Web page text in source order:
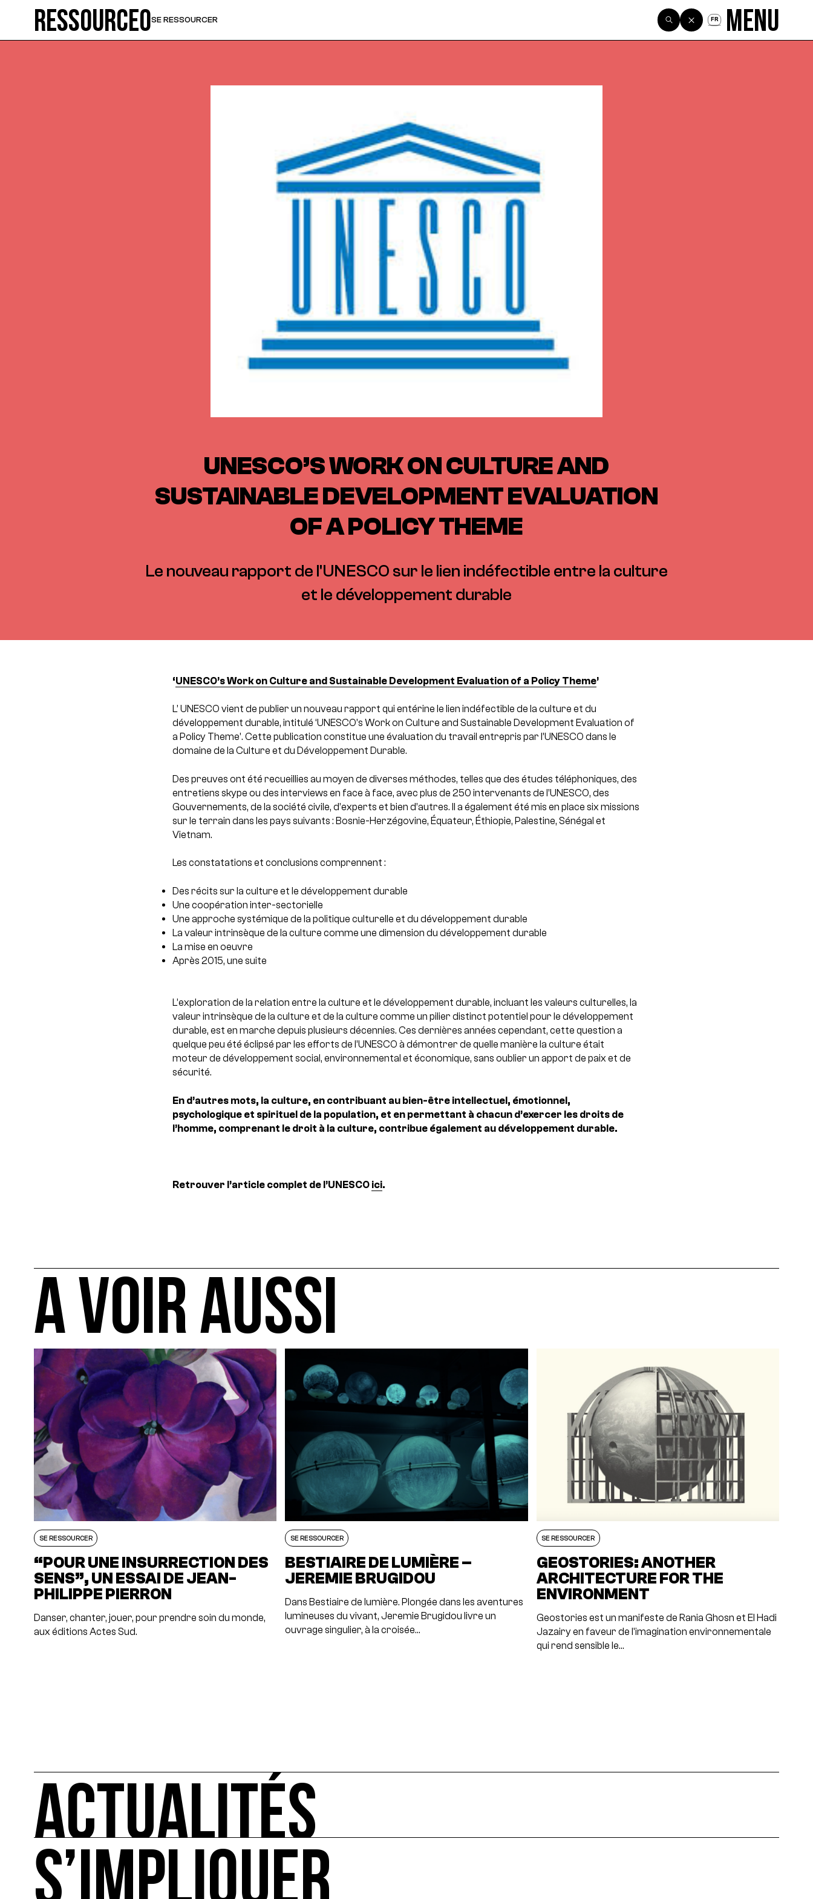
Ressource0SE RESSOURCER FR Menu
UNESCO’S WORK ON CULTURE AND
SUSTAINABLE DEVELOPMENT EVALUATION
OF A POLICY THEME
Le nouveau rapport de l'UNESCO sur le lien indéfectible entre la culture
et le développement durable
‘UNESCO’s Work on Culture and Sustainable Development Evaluation of a Policy Theme’
L’ UNESCO vient de publier un nouveau rapport qui entérine le lien indéfectible de la culture et du
développement durable, intitulé ‘UNESCO’s Work on Culture and Sustainable Development Evaluation of
a Policy Theme’. Cette publication constitue une évaluation du travail entrepris par l’UNESCO dans le
domaine de la Culture et du Développement Durable.
Des preuves ont été recueillies au moyen de diverses méthodes, telles que des études téléphoniques, des
entretiens skype ou des interviews en face à face, avec plus de 250 intervenants de l’UNESCO, des
Gouvernements, de la société civile, d’experts et bien d’autres. Il a également été mis en place six missions
sur le terrain dans les pays suivants : Bosnie-Herzégovine, Équateur, Éthiopie, Palestine, Sénégal et
Vietnam.
Les constatations et conclusions comprennent :
Des récits sur la culture et le développement durable
Une coopération inter-sectorielle
Une approche systémique de la politique culturelle et du développement durable
La valeur intrinsèque de la culture comme une dimension du développement durable
La mise en oeuvre
Après 2015, une suite
L’exploration de la relation entre la culture et le développement durable, incluant les valeurs culturelles, la
valeur intrinsèque de la culture et de la culture comme un pilier distinct potentiel pour le développement
durable, est en marche depuis plusieurs décennies. Ces dernières années cependant, cette question a
quelque peu été éclipsé par les efforts de l’UNESCO à démontrer de quelle manière la culture était
moteur de développement social, environnemental et économique, sans oublier un apport de paix et de
sécurité.
En d’autres mots, la culture, en contribuant au bien-être intellectuel, émotionnel,
psychologique et spirituel de la population, et en permettant à chacun d’exercer les droits de
l’homme, comprenant le droit à la culture, contribue également au développement durable.
Retrouver l’article complet de l’UNESCO ici.
A VOIR AUSSI
SE RESSOURCER
“POUR UNE INSURRECTION DES
SENS”, UN ESSAI DE JEAN-
PHILIPPE PIERRON
Danser, chanter, jouer, pour prendre soin du monde,
aux éditions Actes Sud.
SE RESSOURCER
BESTIAIRE DE LUMIÈRE –
JEREMIE BRUGIDOU
Dans Bestiaire de lumière. Plongée dans les aventures
lumineuses du vivant, Jeremie Brugidou livre un
ouvrage singulier, à la croisée…
SE RESSOURCER
GEOSTORIES: ANOTHER
ARCHITECTURE FOR THE
ENVIRONMENT
Geostories est un manifeste de Rania Ghosn et El Hadi
Jazairy en faveur de l'imagination environnementale
qui rend sensible le…
ACTUALITÉS
ACTUALITÉS
L'actualité française et internationale des rendez-vous de l'art et de l'écologie : manifestations, appels à projets, rencontres...